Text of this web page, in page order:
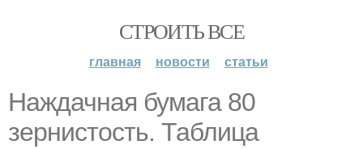
СТРОИТЬ ВСЕ
главная новости статьи
Наждачная бумага 80
зернистость. Таблица